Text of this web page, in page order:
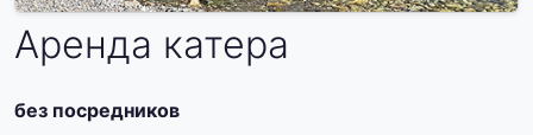
Аренда катера
без посредников